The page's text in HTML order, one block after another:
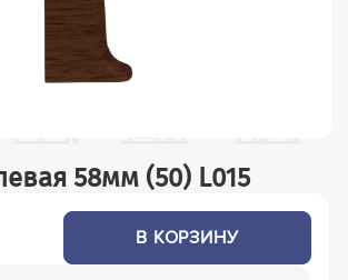
58мм (50) L015
В КОРЗИНУ